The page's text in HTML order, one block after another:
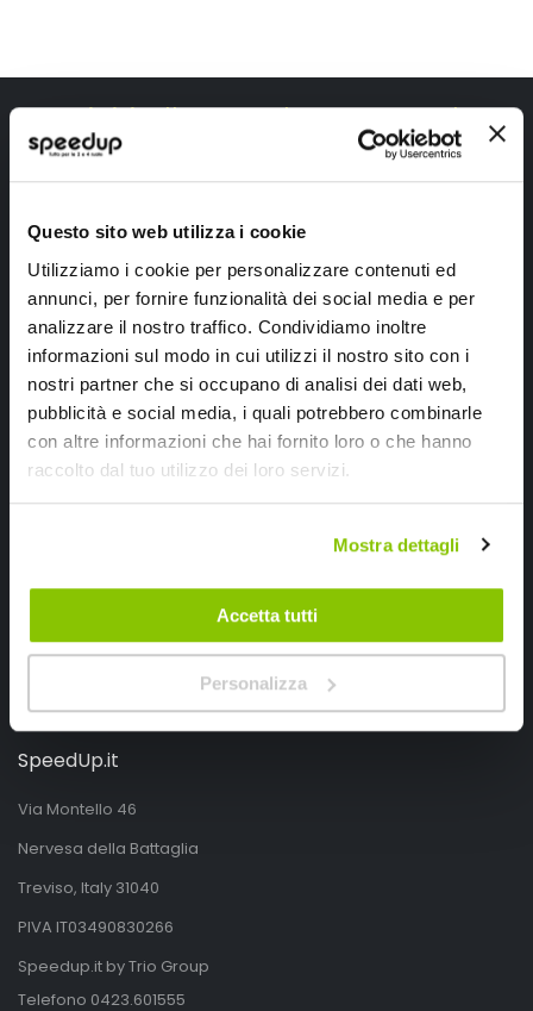
Questo sito web utilizza i cookie
Utilizziamo i cookie per personalizzare contenuti ed
annunci, per fornire funzionalità dei social media e per
analizzare il nostro traffico. Condividiamo inoltre
informazioni sul modo in cui utilizzi il nostro sito con i
nostri partner che si occupano di analisi dei dati web,
pubblicità e social media, i quali potrebbero combinarle
con altre informazioni che hai fornito loro o che hanno
raccolto dal tuo utilizzo dei loro servizi.
Mostra dettagli
Accetta tutti
Personalizza
Iscriviti alla newsletter Speedup
Ricevi subito uno sconto del 10% per il tuo primo acquisto online!
Ho letto e accettato il documentoprivacy policy
Iscrivimi
Segui SPEEDUP.IT
SpeedUp.it
Via Montello 46
Nervesa della Battaglia
Treviso, Italy 31040
PIVA IT03490830266
Speedup.it by Trio Group
Telefono 0423.601555